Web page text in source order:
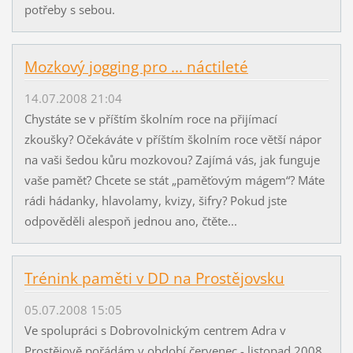
potřeby s sebou.
Mozkový jogging pro ... náctileté
14.07.2008 21:04
Chystáte se v příštím školním roce na přijímací
zkoušky? Očekáváte v příštím školním roce větší nápor
na vaši šedou kůru mozkovou? Zajímá vás, jak funguje
vaše paměť? Chcete se stát „paměťovým mágem“? Máte
rádi hádanky, hlavolamy, kvizy, šifry? Pokud jste
odpověděli alespoň jednou ano, čtěte...
Trénink paměti v DD na Prostějovsku
05.07.2008 15:05
Ve spolupráci s Dobrovolnickým centrem Adra v